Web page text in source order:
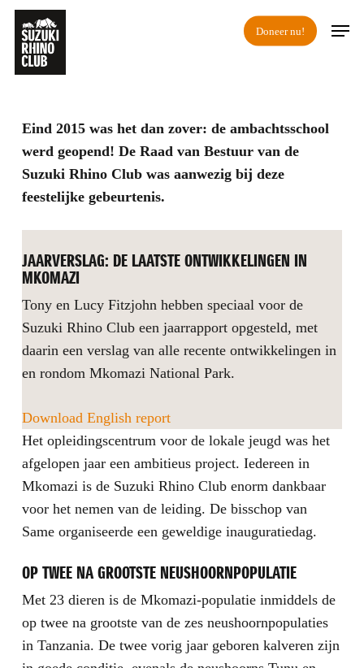
Skip
main
content
Doneer nu!
Menu
Eind 2015 was het dan zover: de ambachtsschool
werd geopend! De Raad van Bestuur van de
Suzuki Rhino Club was aanwezig bij deze
feestelijke gebeurtenis.
JAARVERSLAG: DE LAATSTE ONTWIKKELINGEN IN
MKOMAZI
Tony en Lucy Fitzjohn hebben speciaal voor de
Suzuki Rhino Club een jaarrapport opgesteld, met
daarin een verslag van alle recente ontwikkelingen in
en rondom Mkomazi National Park.
Download English report
Het opleidingscentrum voor de lokale jeugd was het
afgelopen jaar een ambitieus project. Iedereen in
Mkomazi is de Suzuki Rhino Club enorm dankbaar
voor het nemen van de leiding. De bisschop van
Same organiseerde een geweldige inauguratiedag.
OP TWEE NA GROOTSTE NEUSHOORNPOPULATIE
Met 23 dieren is de Mkomazi-populatie inmiddels de
op twee na grootste van de zes neushoornpopulaties
in Tanzania. De twee vorig jaar geboren kalveren zijn